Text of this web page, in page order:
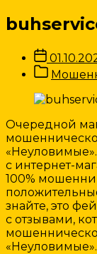
Дата
записи
Категории
Записи
Очередной
с интернет-
100%
знайте, это
с отзывами,
«Неуловимые».